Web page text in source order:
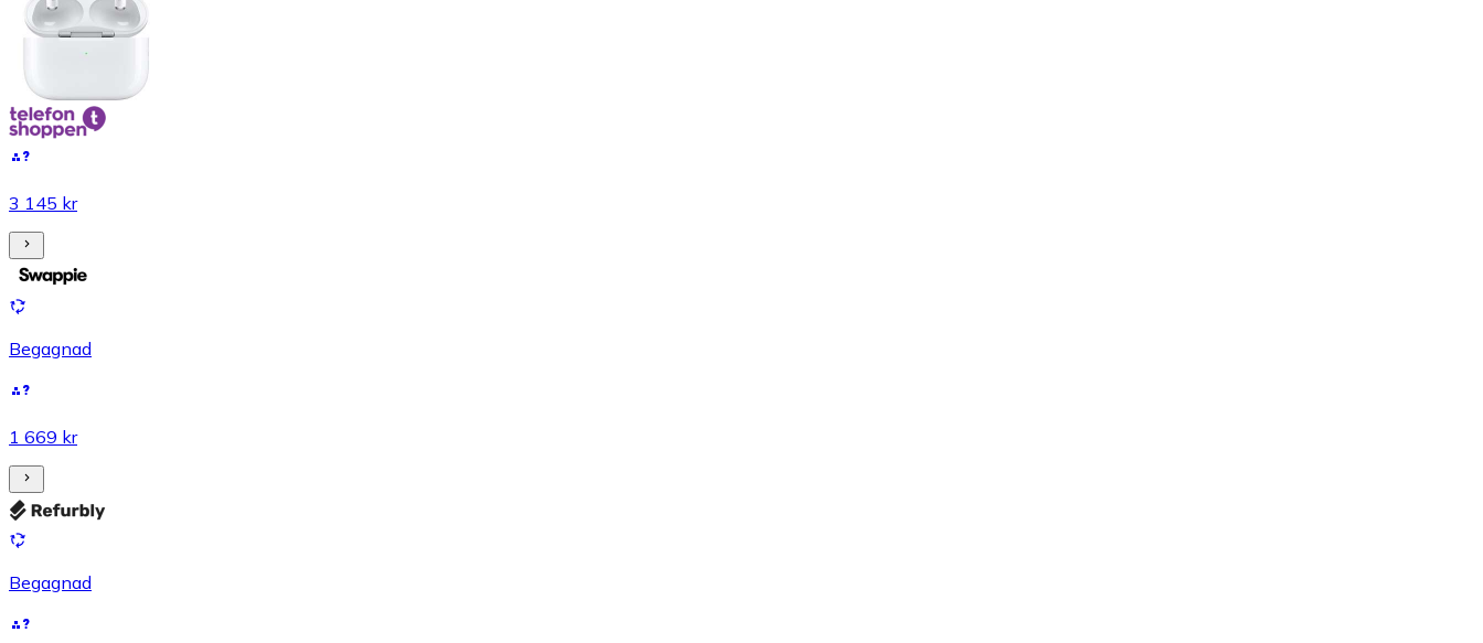
3 145 kr
Begagnad
1 669 kr
Begagnad